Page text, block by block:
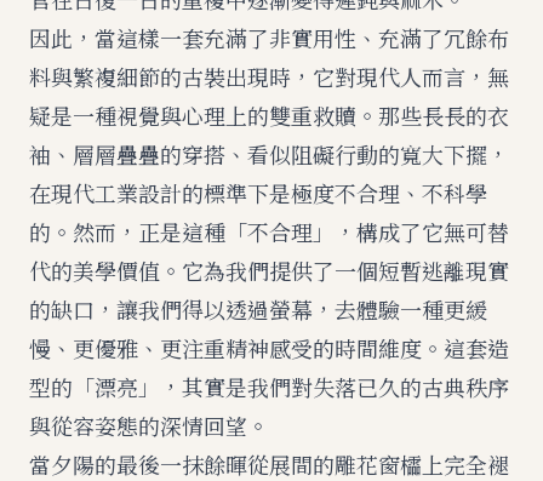
因此，當這樣一套充滿了非實用性、充滿了冗餘布
料與繁複細節的古裝出現時，它對現代人而言，無
疑是一種視覺與心理上的雙重救贖。那些長長的衣
袖、層層疊疊的穿搭、看似阻礙行動的寬大下擺，
在現代工業設計的標準下是極度不合理、不科學
的。然而，正是這種「不合理」，構成了它無可替
代的美學價值。它為我們提供了一個短暫逃離現實
的缺口，讓我們得以透過螢幕，去體驗一種更緩
慢、更優雅、更注重精神感受的時間維度。這套造
型的「漂亮」，其實是我們對失落已久的古典秩序
與從容姿態的深情回望。
當夕陽的最後一抹餘暉從展間的雕花窗櫺上完全褪